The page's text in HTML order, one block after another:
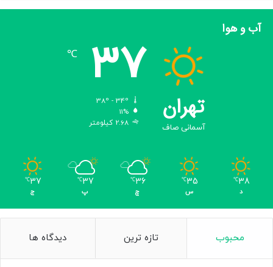
آب و هوا
تهران
آسمانی صاف
37
℃
11%
2.68 کیلومتر
38
℃
د
35
℃
س
36
℃
چ
37
℃
پ
37
℃
ج
محبوب تازه ترین دیدگاه ها